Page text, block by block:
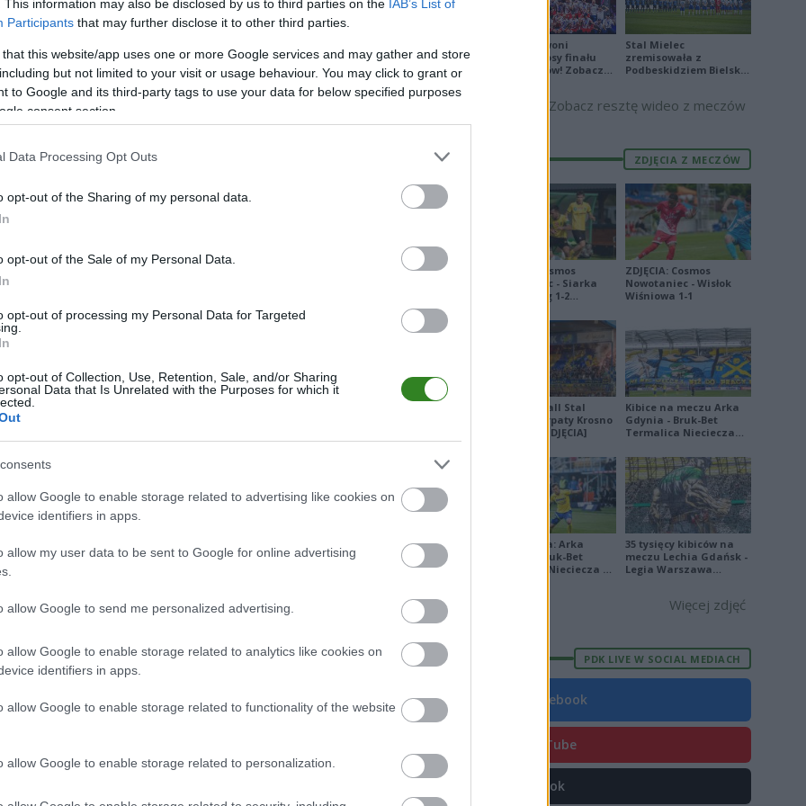
This information may also be disclosed by us to third parties on the IAB’s List of
Participants that may further disclose it to other third parties.
that this website/app uses one or more Google services and may gather and store
but not limited to your visit or usage behaviour. You may click to grant or
to Google and its third-party tags to use your data for below specified purposes
consent section.
Data Processing Opt Outs
opt-out of the Sharing of my personal data.
opt-out of the Sale of my Personal Data.
opt-out of processing my Personal Data for Targeted
opt-out of Collection, Use, Retention, Sale, and/or Sharing
Data that Is Unrelated with the Purposes for which it
allow Google to enable storage related to advertising like cookies on
identifiers in apps.
allow my user data to be sent to Google for online advertising
allow Google to send me personalized advertising.
allow Google to enable storage related to analytics like cookies on
identifiers in apps.
allow Google to enable storage related to functionality of the website
allow Google to enable storage related to personalization.
ZOBACZ WIĘCEJ (6)
GOLE FORMA
26 57 18 52-24
26 43 13 4 68-51
50-51
36-51
48-50
34-49
40-64
38-56
39-70
26 19 5 4 17 26-76
M PKT Z R GOLE FORMA
Biało-Czerwoni
odwrócili losy finału
Ligi Narodów! Zobacz
Stal Mielec
zremisowała z
Podbeskidziem Bielsko-
Zobacz resztę wideo z meczów
ZDJĘCIA Z MECZÓW
ZDJĘCIA: Cosmos
Nowotaniec - Siarka
Tarnobrzeg 1-2
ZDJĘCIA: Cosmos
Nowotaniec - Wisłok
Wiśniowa 1-1
Derby Ekoball Stal
Sanok - Karpaty Krosno
na remis [ZDJĘCIA]
Kibice na meczu Arka
Gdynia - Bruk-Bet
Termalica Nieciecza
Ekstraklasa: Arka
Gdynia - Bruk-Bet
Termalica Nieciecza 2-
35 tysięcy kibiców na
meczu Lechia Gdańsk -
Legia Warszawa
Więcej zdjęć
PDK LIVE W SOCIAL MEDIACH
Facebook
YouTube
TikTok